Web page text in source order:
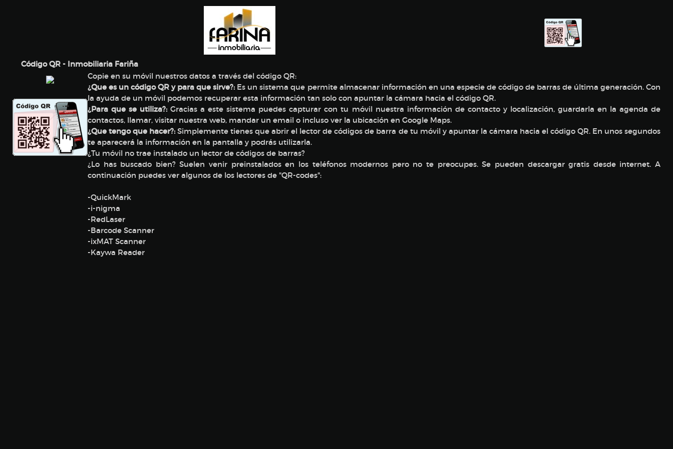
Código QR - Inmobiliaria Fariña
Copie en su móvil nuestros datos a través del código QR:
¿Que es un código QR y para que sirve?:Es un sistema que permite almacenar información en una especie de código de barras de última generación. Con
la ayuda de un móvil podemos recuperar esta información tan solo con apuntar la cámara hacia el código QR.
¿Para que se utiliza?:Gracias a este sistema puedes capturar con tu móvil nuestra información de contacto y localización, guardarla en la agenda de
contactos, llamar, visitar nuestra web, mandar un email o incluso ver la ubicación en Google Maps.
¿Que tengo que hacer?:Simplemente tienes que abrir el lector de códigos de barra de tu móvil y apuntar la cámara hacia el código QR. En unos segundos
te aparecerá la información en la pantalla y podrás utilizarla.
¿Tu móvil no trae instalado un lector de códigos de barras?
¿Lo has buscado bien? Suelen venir preinstalados en los teléfonos modernos pero no te preocupes. Se pueden descargar gratis desde internet. A
continuación puedes ver algunos de los lectores de "QR-codes":
-QuickMark
-i-nigma
-RedLaser
-Barcode Scanner
-ixMAT Scanner
-Kaywa Reader